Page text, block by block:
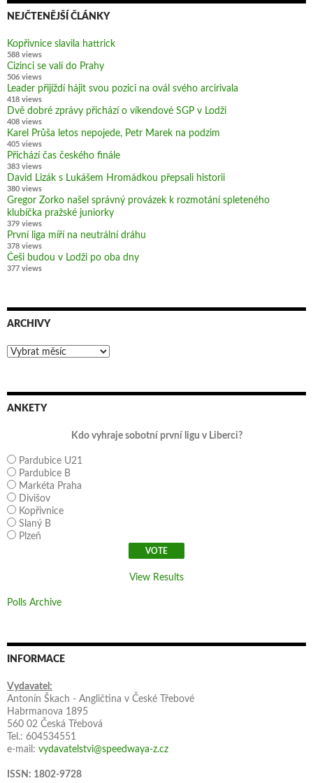
NEJČTENĚJŠÍ ČLÁNKY
Kopřivnice slavila hattrick
588 views
Cizinci se valí do Prahy
506 views
Leader přijíždí hájit svou pozici na ovál svého arcirivala
418 views
Dvě dobré zprávy přichází o víkendové SGP v Lodži
408 views
Karel Průša letos nepojede, Petr Marek na podzim
405 views
Přichází čas českého finále
383 views
David Lizák s Lukášem Hromádkou přepsali historii
380 views
Gregor Zorko našel správný provázek k rozmotání spleteného
klubíčka pražské juniorky
379 views
První liga míří na neutrální dráhu
378 views
Češi budou v Lodži po oba dny
377 views
ARCHIVY
Archivy
ANKETY
Kdo vyhraje sobotní první ligu v Liberci?
Pardubice U21
Pardubice B
Markéta Praha
Divišov
Kopřivnice
Slaný B
Plzeň
View Results
Polls Archive
INFORMACE
Vydavatel:
Antonín Škach - Angličtina v České Třebové
Habrmanova 1895
560 02 Česká Třebová
Tel.: 604534551
e-mail: vydavatelstvi@speedwaya-z.cz
ISSN: 1802-9728